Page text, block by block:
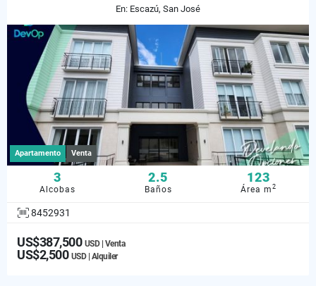
En: Escazú, San José
Apartamento Venta
3
Alcobas
2.5
Baños
123
Área m2
8452931
US$387,500 USD | Venta
US$2,500 USD | Alquiler